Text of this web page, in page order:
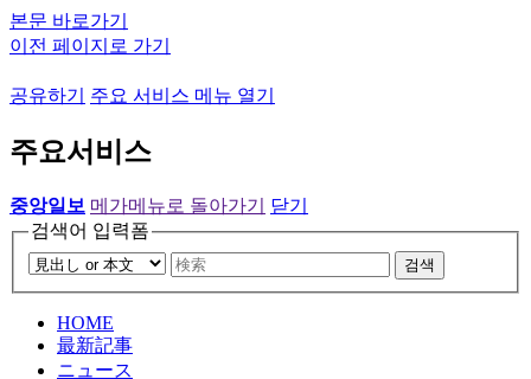
본문 바로가기
이전 페이지로 가기
공유하기 주요 서비스 메뉴 열기
주요서비스
중앙일보 메가메뉴로 돌아가기
닫기
검색어 입력폼
검색
HOME
最新記事
ニュース